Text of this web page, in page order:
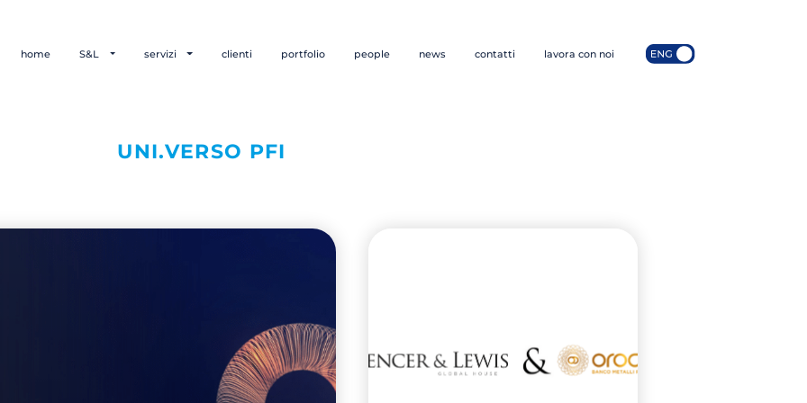
home S&L servizi clienti portfolio people news contatti lavora con noi
UNI.VERSO PFI